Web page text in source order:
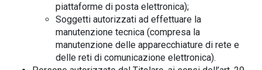
piattaforme di posta elettronica);
Soggetti autorizzati ad effettuare la
manutenzione tecnica (compresa la
manutenzione delle apparecchiature di rete e
delle reti di comunicazione elettronica).